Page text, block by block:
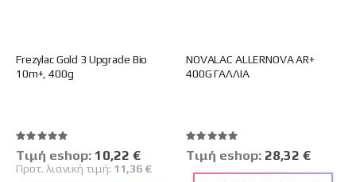
Frezylac Gold 3 Upgrade Bio
10m+, 400g
Βαθμολογία:
100%
Tιμή eshop: Ειδική
Τιμή
10,22 €
Προτ. λιανική τιμή: 11,36 €
NOVALAC ALLERNOVA AR+
400G ΓΑΛΛΙΑ
Βαθμολογία:
100%
Tιμή eshop: 28,32 €